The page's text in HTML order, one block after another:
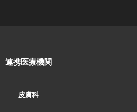
連携医療機関
皮膚科